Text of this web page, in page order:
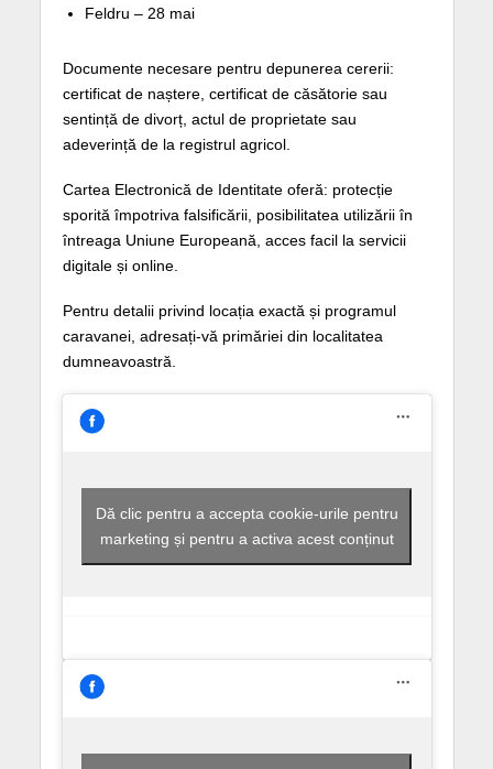
Feldru – 28 mai
Documente necesare pentru depunerea cererii:
certificat de naștere, ⁠certificat de căsătorie sau
sentință de divorț, ⁠actul de proprietate sau
adeverință de la registrul agricol.
Cartea Electronică de Identitate oferă: protecție
sporită împotriva falsificării, posibilitatea utilizării în
întreaga Uniune Europeană, acces facil la servicii
digitale și online.
Pentru detalii privind locația exactă și programul
caravanei, adresați-vă primăriei din localitatea
dumneavoastră.
Dă clic pentru a accepta cookie-urile pentru
marketing și pentru a activa acest conținut